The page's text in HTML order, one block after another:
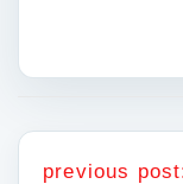
Nawigacja
previous